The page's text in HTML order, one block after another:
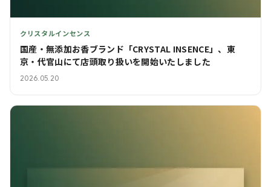
クリスタルインセンス
国産・無添加お香ブランド「CRYSTAL INSENCE」、東
京・代官山にて店頭取り扱いを開始いたしました
2026.05.20